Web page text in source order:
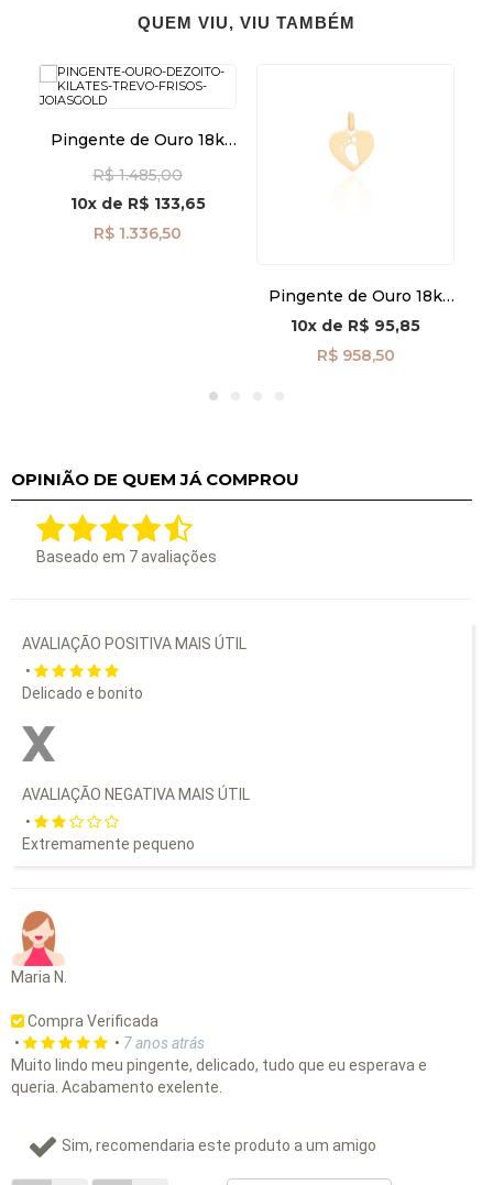
QUEM VIU, VIU TAMBÉM
Pingente de Ouro 18k
R$ 1.485,00
10xde R$ 133,65
R$ 1.336,50
Pingente de Ouro 18k
Coração com Pézinho
Vazado pi24472
10x de R$ 95,85
R$ 958,50
OPINIÃO DE QUEM JÁ COMPROU
Baseado em 7avaliações
AVALIAÇÃO POSITIVA MAIS ÚTIL
•
Delicado e bonito
AVALIAÇÃO NEGATIVA MAIS ÚTIL
•
Extremamente pequeno
Maria N.
Compra Verificada
•
• 7 anos atrás
Muito lindo meu pingente, delicado, tudo que eu esperava e
queria. Acabamento exelente.
Sim, recomendaria este produto a um amigo